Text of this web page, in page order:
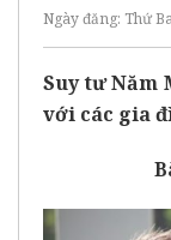
Ngày đăng: Thứ
Suy tư Năm
với các gia